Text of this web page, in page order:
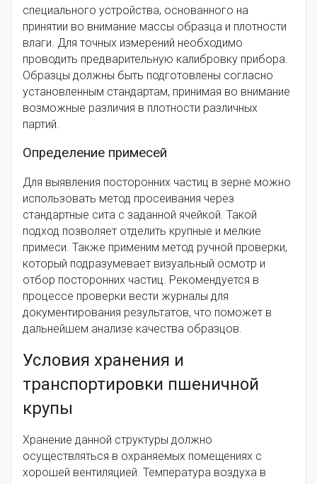
специального устройства, основанного на
принятии во внимание массы образца и плотности
влаги. Для точных измерений необходимо
проводить предварительную калибровку прибора.
Образцы должны быть подготовлены согласно
установленным стандартам, принимая во внимание
возможные различия в плотности различных
партий.
Определение примесей
Для выявления посторонних частиц в зерне можно
использовать метод просеивания через
стандартные сита с заданной ячейкой. Такой
подход позволяет отделить крупные и мелкие
примеси. Также применим метод ручной проверки,
который подразумевает визуальный осмотр и
отбор посторонних частиц. Рекомендуется в
процессе проверки вести журналы для
документирования результатов, что поможет в
дальнейшем анализе качества образцов.
Условия хранения и
транспортировки пшеничной
крупы
Хранение данной структуры должно
осуществляться в охраняемых помещениях с
хорошей вентиляцией. Температура воздуха в